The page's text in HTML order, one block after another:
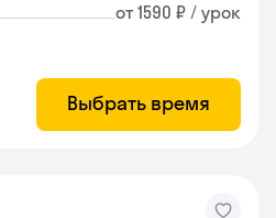
от 1590 ₽ / урок
Выбрать время